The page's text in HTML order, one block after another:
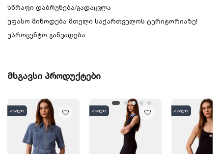
სწრაფი დაბრუნება/გადაცვლა
უფასო მიწოდება მთელი საქართველოს ტერიტორიაზე!
უპროცენტო განვადება
მსგავსი პროდუქტები
ახალი ახალი ახალი